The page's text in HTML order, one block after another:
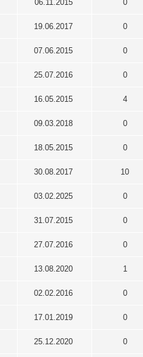
06.11.2015 0
19.06.2017 0
07.06.2015 0
25.07.2016 0
16.05.2015 4
09.03.2018 0
18.05.2015 0
30.08.2017 10
03.02.2025 0
31.07.2015 0
27.07.2016 0
13.08.2020 1
02.02.2016 0
17.01.2019 0
25.12.2020 0